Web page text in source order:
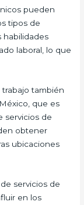
pueden
tipos de
habilidades
laboral, lo que
también
que es
servicios de
obtener
ubicaciones
servicios de
en los